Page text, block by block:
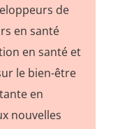
de
en santé
en santé et
le bien-être
en
nouvelles